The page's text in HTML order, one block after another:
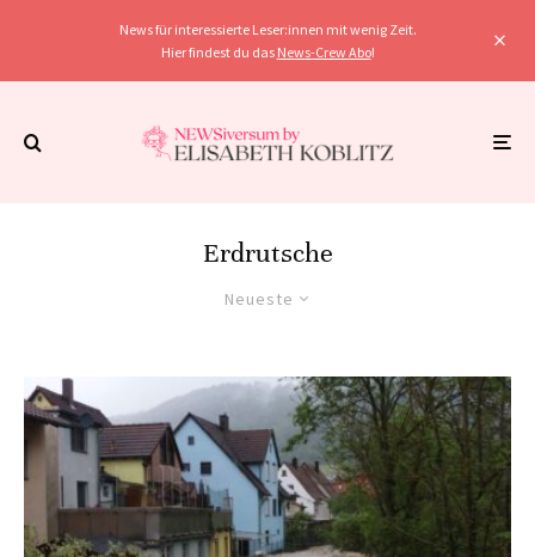
News für interessierte Leser:innen mit wenig Zeit.
Hier findest du das News-Crew Abo!
Erdrutsche
Neueste